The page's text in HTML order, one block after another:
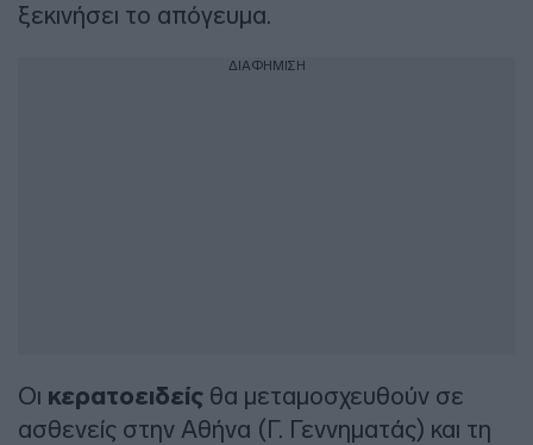
ξεκινήσει το απόγευμα.
ΔΙΑΦΗΜΙΣΗ
Οι κερατοειδείς θα μεταμοσχευθούν σε
ασθενείς στην Αθήνα (Γ. Γεννηματάς) και τη